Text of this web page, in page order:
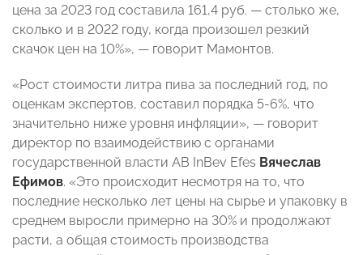
цена за 2023 год составила 161,4 руб. — столько же,
сколько и в 2022 году, когда произошел резкий
скачок цен на 10%», — говорит Мамонтов.
«Рост стоимости литра пива за последний год, по
оценкам экспертов, составил порядка 5-6%, что
значительно ниже уровня инфляции», — говорит
директор по взаимодействию с органами
государственной власти AB InBev Efes Вячеслав
Ефимов. «Это происходит несмотря на то, что
последние несколько лет цены на сырье и упаковку в
среднем выросли примерно на 30% и продолжают
расти, а общая стоимость производства